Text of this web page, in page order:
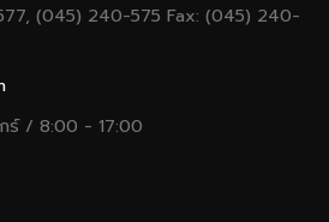
(045) 240-575 Fax: (045) 240-
ร์ / 8:00 - 17:00